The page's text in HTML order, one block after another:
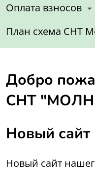
Оплата взносов
План схема СНТ
Добро
СНТ
Новый
Новый сайт